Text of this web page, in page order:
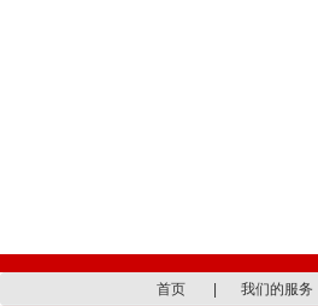
首页 我们的服务